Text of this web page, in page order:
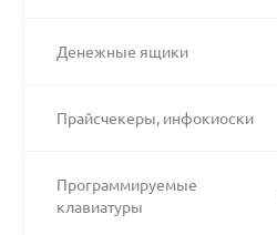
Денежные ящики
Прайсчекеры, инфокиоски
Программируемые
клавиатуры